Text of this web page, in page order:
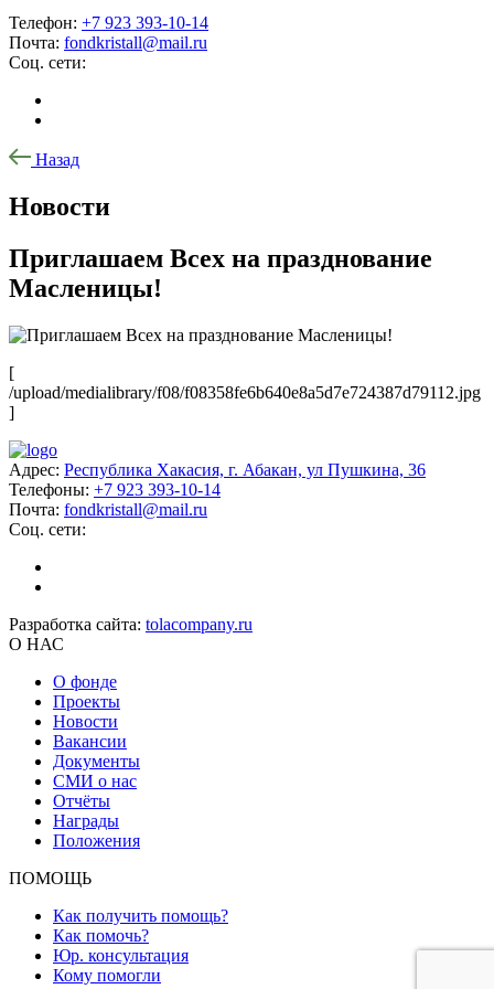
Телефон: +7 923 393-10-14
Почта: fondkristall@mail.ru
Соц. сети:
Назад
Новости
Приглашаем Всех на празднование
Масленицы!
[
/upload/medialibrary/f08/f08358fe6b640e8a5d7e724387d79112.jpg
]
Адрес: Республика Хакасия, г. Абакан, ул Пушкина, 36
Телефоны: +7 923 393-10-14
Почта: fondkristall@mail.ru
Соц. сети:
Разработка сайта: tolacompany.ru
О НАС
О фонде
Проекты
Новости
Вакансии
Документы
СМИ о нас
Отчёты
Награды
Положения
ПОМОЩЬ
Как получить помощь?
Как помочь?
Юр. консультация
Кому помогли